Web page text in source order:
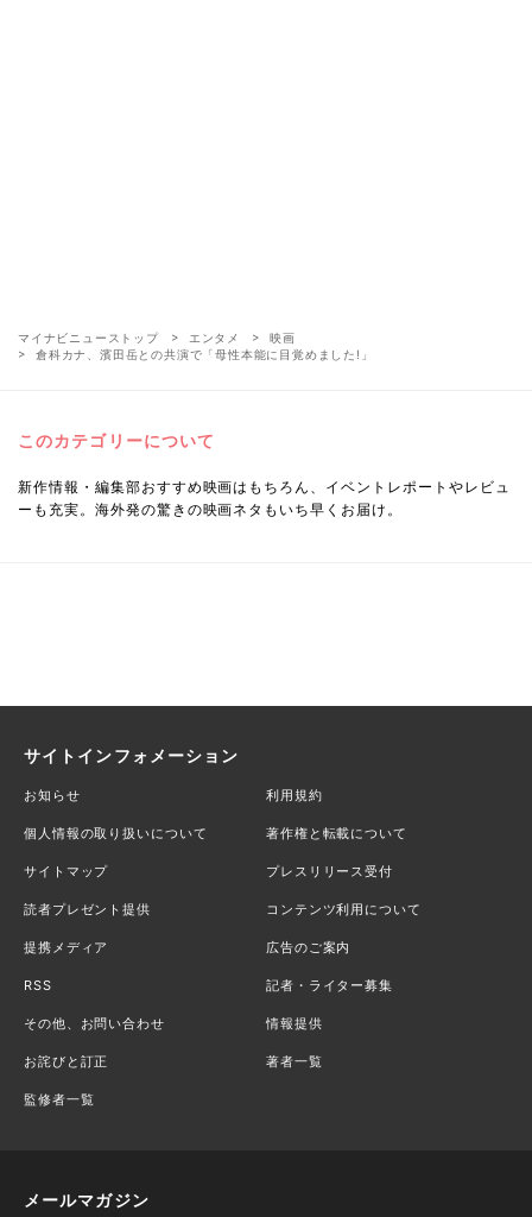
マイナビニューストップ エンタメ
映画
倉科カナ、濱田岳との共演で「母性本能に目覚めました!」
このカテゴリーについて
新作情報・編集部おすすめ映画はもちろん、イベントレポートやレビュ
ーも充実。海外発の驚きの映画ネタもいち早くお届け。
サイトインフォメーション
お知らせ 利用規約
個人情報の取り扱いについて 著作権と転載について
サイトマップ プレスリリース受付
読者プレゼント提供 コンテンツ利用について
提携メディア 広告のご案内
RSS 記者・ライター募集
その他、お問い合わせ 情報提供
お詫びと訂正 著者一覧
監修者一覧
メールマガジン